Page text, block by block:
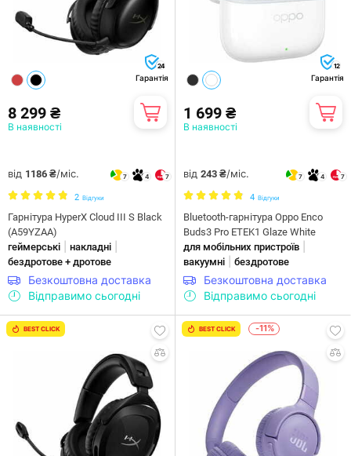
24
Гарантія
8 299 ₴
В наявності
від 1186 ₴/міс. 7 4 7
2 Відгуки
Гарнiтура HyperX Cloud III S Black
(A59YZAA)
геймерські
накладні
бездротове + дротове
Безкоштовна доставка
Відправимо сьогодні
12
Гарантія
1 699 ₴
В наявності
від 243 ₴/міс. 7 4 7
4 Відгуки
Bluetooth-гарнітура Oppo Enco
Buds3 Pro ETEK1 Glaze White
для мобільних пристроїв
вакуумні бездротове
Безкоштовна доставка
Відправимо сьогодні
BEST CLICK BEST CLICK -11%